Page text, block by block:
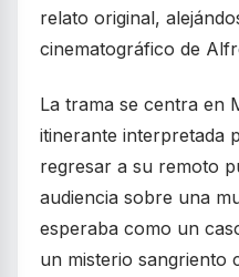
relato original,
cinematográfico de
La trama se centra en
itinerante interpretada
regresar a su remoto
audiencia sobre una
esperaba como un
un misterio sangriento